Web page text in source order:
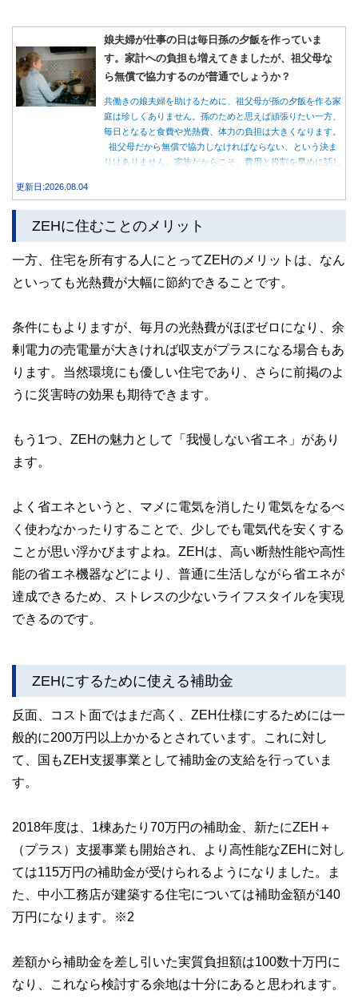
娘夫婦が仕事の日は毎日孫の夕飯を作っていま
す。家計への負担も増えてきましたが、祖父母な
ら無償で協力するのが普通でしょうか？
共働きの娘夫婦を助けるために、祖父母が孫の夕飯を作る家
庭は珍しくありません。孫のためと思えば頑張りたい一方、
毎日となると食費や光熱費、体力の負担は大きくなります。
祖父母だから無償で協力しなければならない、という決ま
りはありません。家族だからこそ、費用と役割を早めに話し
更新日:2026.08.04
ZEHに住むことのメリット
一方、住宅を所有する人にとってZEHのメリットは、なん
といっても光熱費が大幅に節約できることです。
条件にもよりますが、毎月の光熱費がほぼゼロになり、余
剰電力の売電量が大きければ収支がプラスになる場合もあ
ります。当然環境にも優しい住宅であり、さらに前掲のよ
うに災害時の効果も期待できます。
もう1つ、ZEHの魅力として「我慢しない省エネ」があり
ます。
よく省エネというと、マメに電気を消したり電気をなるべ
く使わなかったりすることで、少しでも電気代を安くする
ことが思い浮かびますよね。ZEHは、高い断熱性能や高性
能の省エネ機器などにより、普通に生活しながら省エネが
達成できるため、ストレスの少ないライフスタイルを実現
できるのです。
ZEHにするために使える補助金
反面、コスト面ではまだ高く、ZEH仕様にするためには一
般的に200万円以上かかるとされています。これに対し
て、国もZEH支援事業として補助金の支給を行っていま
す。
2018年度は、1棟あたり70万円の補助金、新たにZEH＋
（プラス）支援事業も開始され、より高性能なZEHに対し
ては115万円の補助金が受けられるようになりました。ま
た、中小工務店が建築する住宅については補助金額が140
万円になります。※2
差額から補助金を差し引いた実質負担額は100数十万円に
なり、これなら検討する余地は十分にあると思われます。